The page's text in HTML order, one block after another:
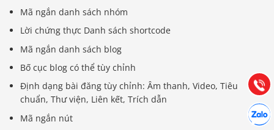
Mã ngắn danh sách nhóm
Lời chứng thực Danh sách shortcode
Mã ngắn danh sách blog
Bố cục blog có thể tùy chỉnh
Định dạng bài đăng tùy chỉnh: Âm thanh, Video, Tiêu
chuẩn, Thư viện, Liên kết, Trích dẫn
Mã ngắn nút
Gọi
(028) 22.166.144
Chát